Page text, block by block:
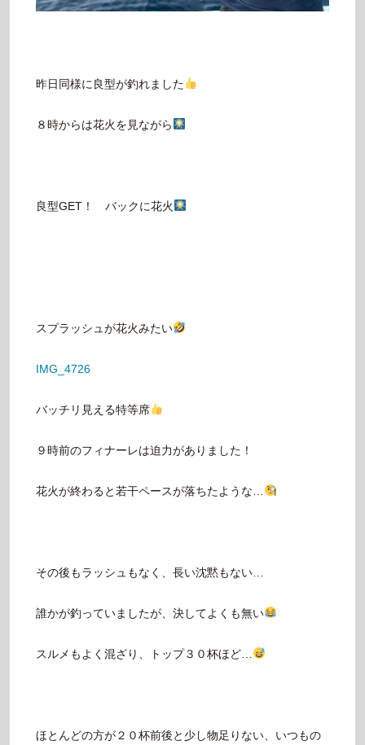
昨日同様に良型が釣れました
８時からは花火を見ながら
良型GET！ バックに花火
スプラッシュが花火みたい
IMG_4726
バッチリ見える特等席
９時前のフィナーレは迫力がありました！
花火が終わると若干ペースが落ちたような…
その後もラッシュもなく、長い沈黙もない…
誰かが釣っていましたが、決してよくも無い
スルメもよく混ざり、トップ３０杯ほど…
ほとんどの方が２０杯前後と少し物足りない、いつもの